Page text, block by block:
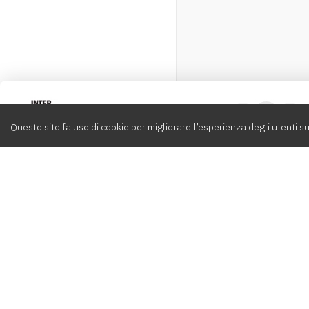
Questo sito fa uso di cookie per migliorare l’esperienza degli utenti